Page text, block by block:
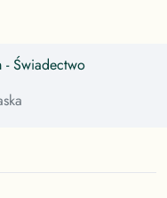
- Świadectwo